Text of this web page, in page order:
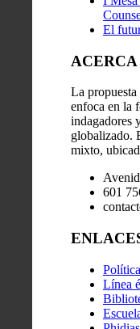
El
La
enfoca en la
indagadores
globalizado.
mixto,
601
Línea